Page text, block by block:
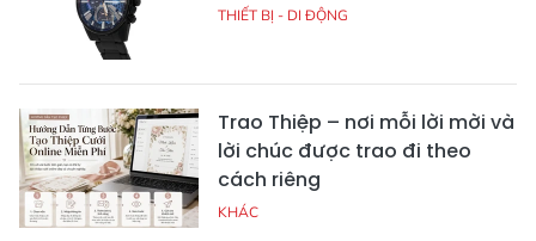
THIẾT BỊ - DI ĐỘNG
Trao Thiệp – nơi mỗi lời mời và
lời chúc được trao đi theo
cách riêng
KHÁC